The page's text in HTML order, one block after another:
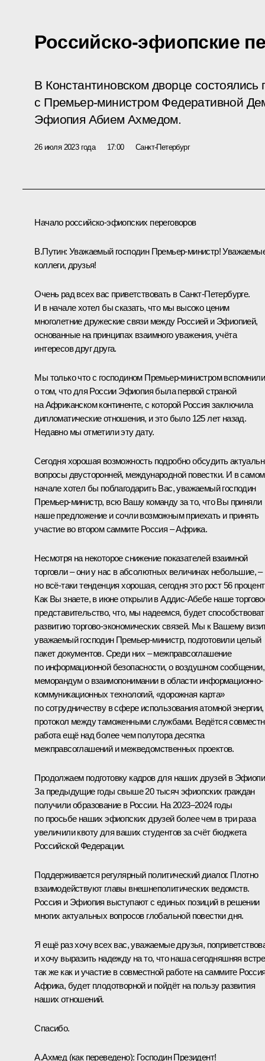
Российско-эфиопские
В Константиновском дворце
с Премьер-министром Федеративной
Эфиопия Абием Ахмедом.
26 июля 2023 года 17:00 Санкт-Петербург
Начало российско-эфиопских переговоров
В.Путин: Уважаемый господин Премьер-министр!
коллеги, друзья!
Очень рад всех вас приветствовать в Санкт-Петербурге.
И в начале хотел бы сказать, что мы высоко ценим
многолетние дружеские связи между Россией и Эфиопией,
основанные на принципах взаимного уважения, учёта
интересов друг друга.
Мы только что с господином Премьер-министром вспомнили
о том, что для России Эфиопия была первой страной
на Африканском континенте, с которой Россия заключила
дипломатические отношения, и это было 125 лет назад.
Недавно мы отметили эту дату.
Сегодня хорошая возможность подробно обсудить
вопросы двусторонней, международной повестки. И в самом
начале хотел бы поблагодарить Вас, уважаемый господин
Премьер-министр, всю Вашу команду за то, что Вы приняли
наше предложение и сочли возможным приехать и принять
участие во втором саммите Россия – Африка.
Несмотря на некоторое снижение показателей взаимной
торговли – они у нас в абсолютных величинах небольшие, –
но всё-таки тенденция хорошая, сегодня это рост 56
Как Вы знаете, в июне открыли в Аддис-Абебе наше
представительство, что, мы надеемся, будет
развитию торгово-экономических связей. Мы к Вашему
уважаемый господин Премьер-министр, подготовили целый
пакет документов. Среди них – межправсоглашение
по информационной безопасности, о воздушном сообщении,
меморандум о взаимопонимании в области информационно-
коммуникационных технологий, «дорожная карта»
по сотрудничеству в сфере использования атомной энергии,
протокол между таможенными службами. Ведётся
работа ещё над более чем полутора десятка
межправсоглашений и межведомственных проектов.
Продолжаем подготовку кадров для наших друзей в
За предыдущие годы свыше 20 тысяч эфиопских граждан
получили образование в России. На 2023–2024 годы
по просьбе наших эфиопских друзей более чем в три раза
увеличили квоту для ваших студентов за счёт бюджета
Российской Федерации.
Поддерживается регулярный политический диалог. Плотно
взаимодействуют главы внешнеполитических ведомств.
Россия и Эфиопия выступают с единых позиций в решении
многих актуальных вопросов глобальной повестки дня.
Я ещё раз хочу всех вас, уважаемые друзья,
и хочу выразить надежду на то, что наша сегодняшняя
так же как и участие в совместной работе на саммите
Африка, будет плодотворной и пойдёт на пользу развития
наших отношений.
Спасибо.
А.Ахмед (как переведено): Господин Президент!